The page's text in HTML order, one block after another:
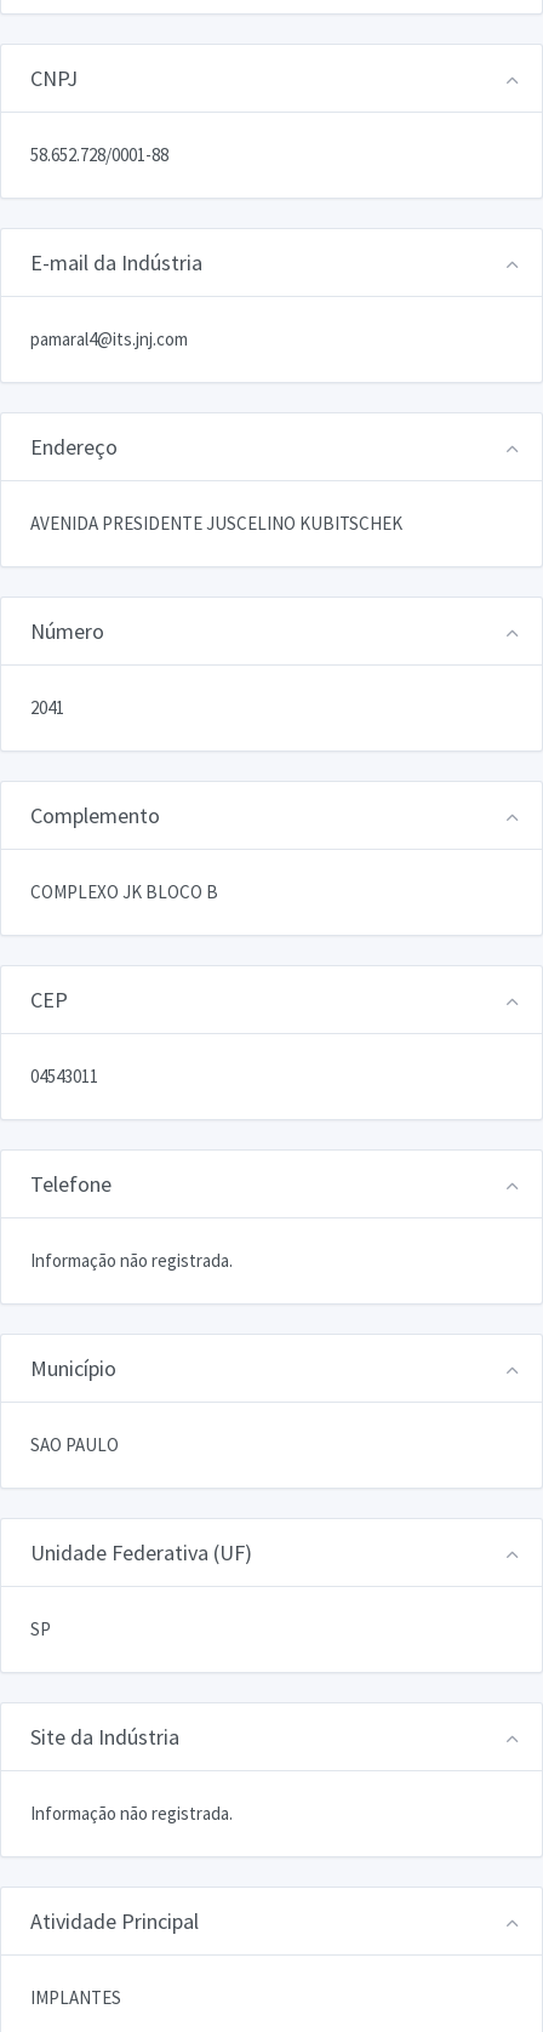
CNPJ
58.652.728/0001-88
E-mail da Indústria
pamaral4@its.jnj.com
Endereço
AVENIDA PRESIDENTE JUSCELINO KUBITSCHEK
Número
2041
Complemento
COMPLEXO JK BLOCO B
CEP
04543011
Telefone
Informação não registrada.
Município
SAO PAULO
Unidade Federativa (UF)
SP
Site da Indústria
Informação não registrada.
Atividade Principal
IMPLANTES